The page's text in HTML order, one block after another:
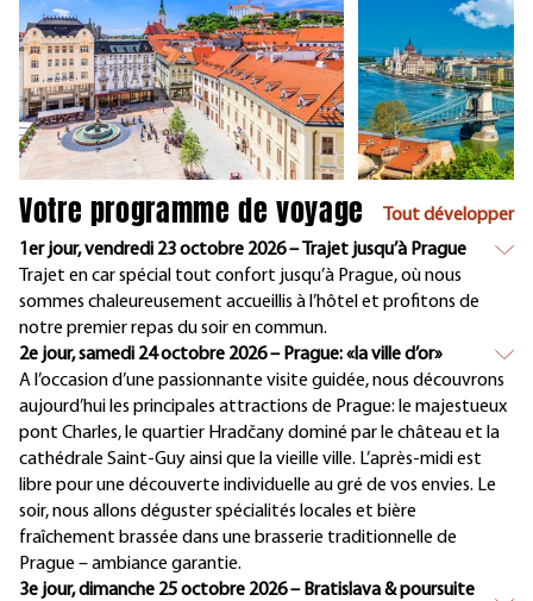
Votre programme de voyage
Tout développer
1er jour, vendredi 23 octobre 2026 – Trajet jusqu’à Prague
Trajet en car spécial tout confort jusqu’à Prague, où nous
sommes chaleureusement accueillis à l’hôtel et profitons de
notre premier repas du soir en commun.
2e jour, samedi 24 octobre 2026 – Prague: «la ville d’or»
A l’occasion d’une passionnante visite guidée, nous découvrons
aujourd’hui les principales attractions de Prague: le majestueux
pont Charles, le quartier Hradčany dominé par le château et la
cathédrale Saint-Guy ainsi que la vieille ville. L’après-midi est
libre pour une découverte individuelle au gré de vos envies. Le
soir, nous allons déguster spécialités locales et bière
fraîchement brassée dans une brasserie traditionnelle de
Prague – ambiance garantie.
3e jour, dimanche 25 octobre 2026 – Bratislava & poursuite